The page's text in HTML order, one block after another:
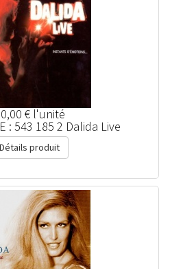
€ l'unité
: 543 185 2 Dalida Live
Détails produit